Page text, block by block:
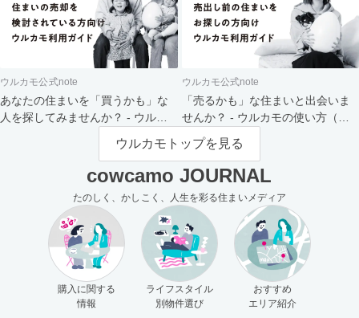
ウルカモ公式note
あなたの住まいを「買うかも」な
人を探してみませんか？ - ウルカ
ウルカモ公式note
「売るかも」な住まいと出会いま
せんか？ - ウルカモの使い方（買
主さま向け）
ウルカモトップを見る
cowcamo JOURNAL
たのしく、かしこく、人生を彩る住まいメディア
購入に関する
情報
ライフスタイル
別物件選び
おすすめ
エリア紹介